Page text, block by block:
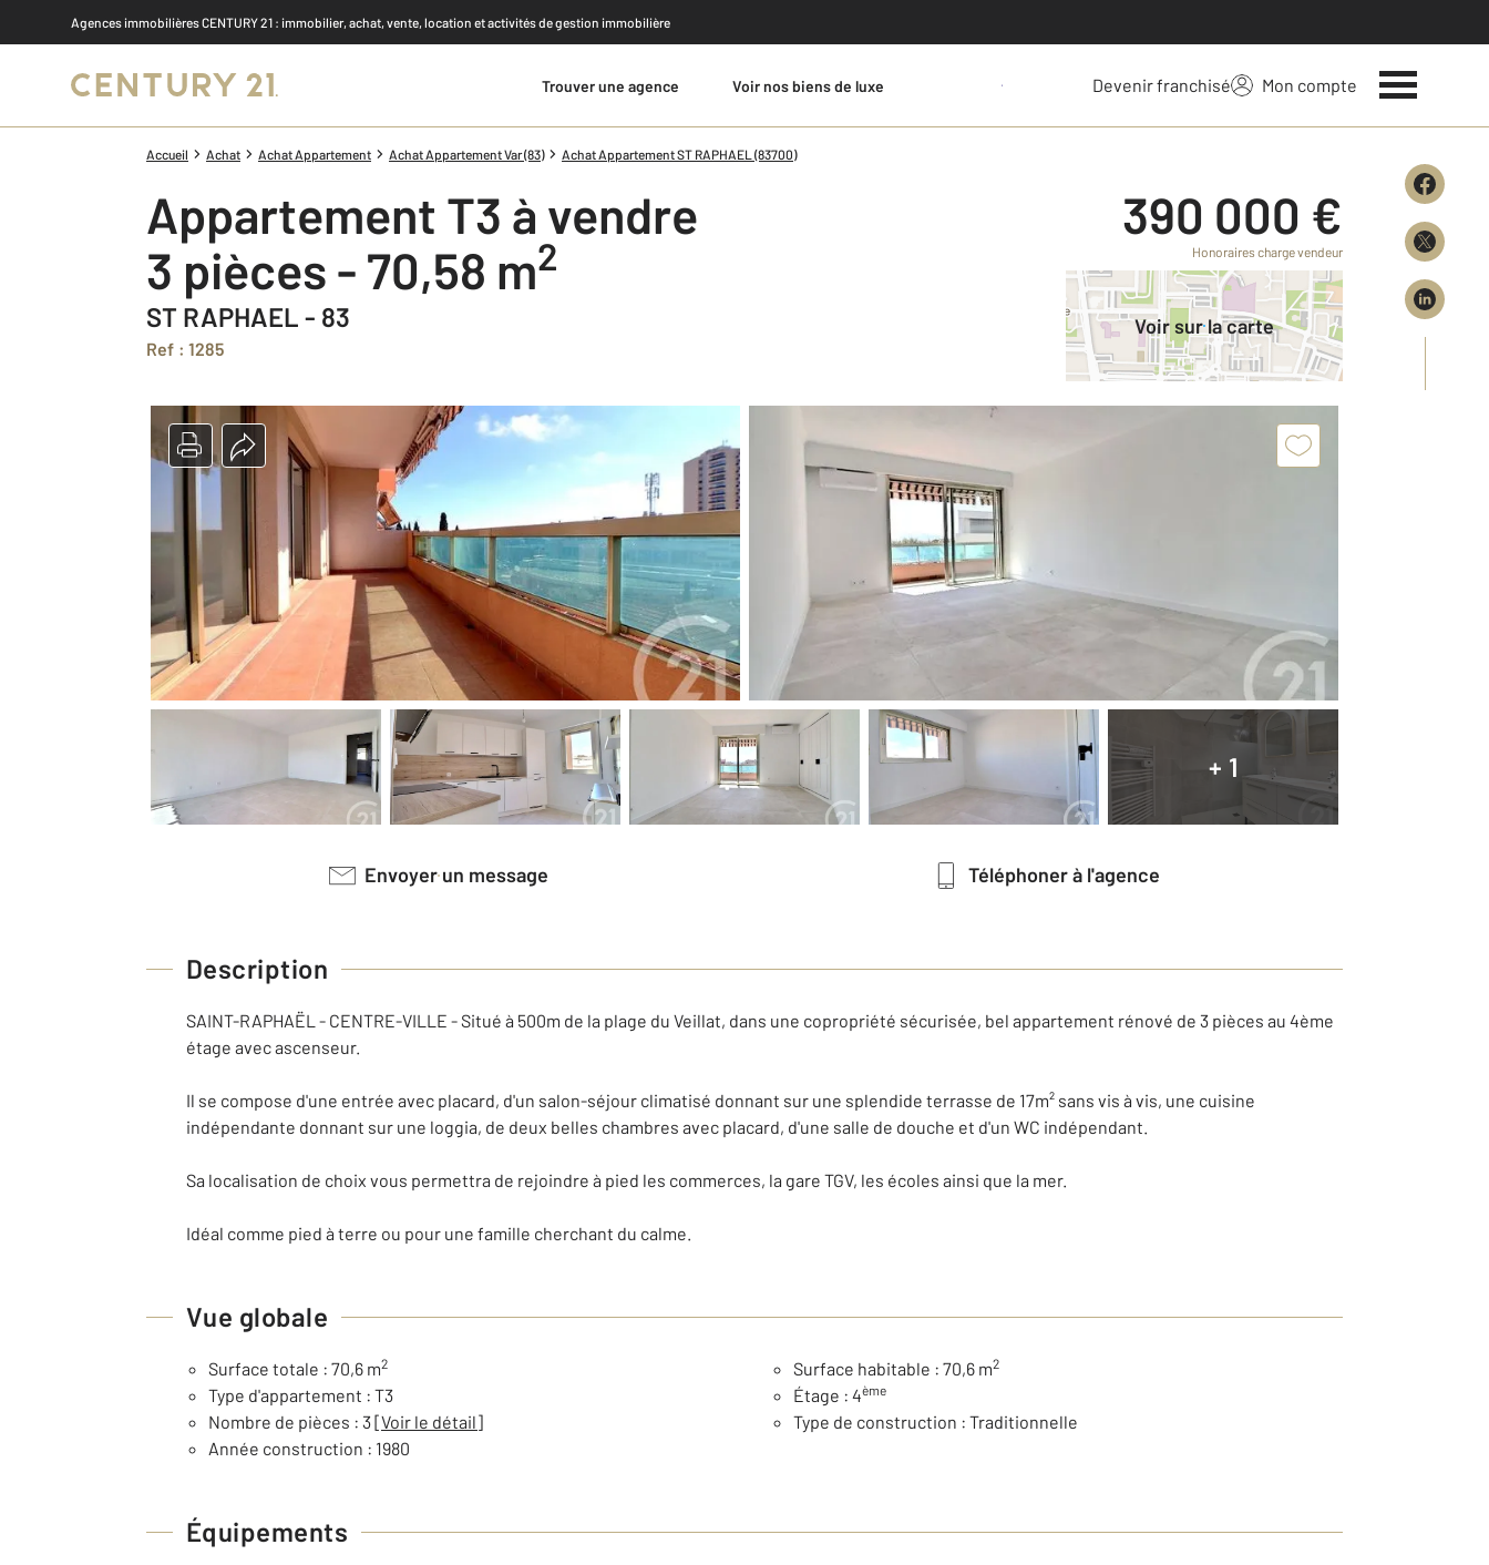
Agences immobilières CENTURY 21 : immobilier, achat, vente, location et activités de gestion immobilière
Trouver une agence Voir nos biens de luxe Estimer votre bien Devenir franchisé Mon compte
Accueil Achat Achat Appartement Achat Appartement Var (83) Achat Appartement ST RAPHAEL (83700)
Appartement T3 à vendre
3 pièces - 70,58 m2
ST RAPHAEL - 83
Ref : 1285
390 000 €
Honoraires charge vendeur
Voir sur la carte
+ 1
Envoyer un message Téléphoner à l'agence
Description
SAINT-RAPHAËL - CENTRE-VILLE - Situé à 500m de la plage du Veillat, dans une copropriété sécurisée, bel appartement rénové de 3 pièces au 4ème
étage avec ascenseur.
Il se compose d'une entrée avec placard, d'un salon-séjour climatisé donnant sur une splendide terrasse de 17m² sans vis à vis, une cuisine
indépendante donnant sur une loggia, de deux belles chambres avec placard, d'une salle de douche et d'un WC indépendant.
Sa localisation de choix vous permettra de rejoindre à pied les commerces, la gare TGV, les écoles ainsi que la mer.
Idéal comme pied à terre ou pour une famille cherchant du calme.
Vue globale
Surface totale : 70,6 m2 Surface habitable : 70,6 m2
Type d'appartement : T3 Étage : 4ème
Nombre de pièces : 3[Voir le détail]
Type de construction : Traditionnelle
Année construction : 1980
Équipements